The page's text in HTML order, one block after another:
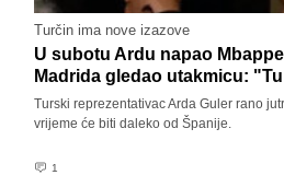
Turčin ima nove izazove
U subotu Ardu napao
Madrida gledao utakmicu:
Turski reprezentativac Arda Guler rano
vrijeme će biti daleko od Španije.
1